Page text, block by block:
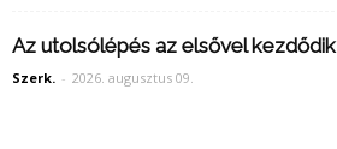
Az utolsólépés az elsővel kezdődik
Szerk. - 2026. augusztus 09.